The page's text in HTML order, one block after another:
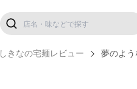
しきなの宅麺レビュー 夢のよ